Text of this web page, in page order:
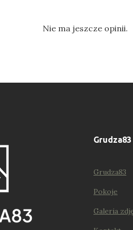
5.
Nie ma jeszcze opinii.
Grudza83
Grudza83
Pokoje
Galeria